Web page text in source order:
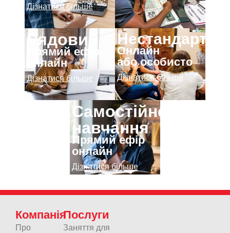
Дізнатися більше
Рядовий
Прямий ефір
онлайн
Дізнатися більше
Онлайн
або особисто
Дізнатися більше
Самостійне
навчання
Прямий ефір
онлайн
Дізнатися більше
Компанія
Про
Послуги
Заняття для